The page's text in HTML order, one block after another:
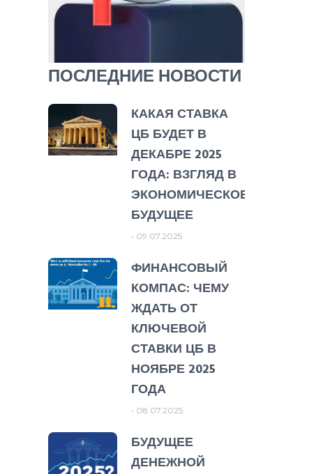
ПОСЛЕДНИЕ НОВОСТИ
КАКАЯ СТАВКА
ЦБ БУДЕТ В
ДЕКАБРЕ 2025
ГОДА: ВЗГЛЯД В
ЭКОНОМИЧЕСКОЕ
БУДУЩЕЕ
09.07.2025
ФИНАНСОВЫЙ
КОМПАС: ЧЕМУ
ЖДАТЬ ОТ
КЛЮЧЕВОЙ
СТАВКИ ЦБ В
НОЯБРЕ 2025
ГОДА
08.07.2025
БУДУЩЕЕ
ДЕНЕЖНОЙ